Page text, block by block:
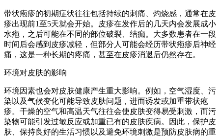
带状疱疹的初期症状往往包括持续的刺痛、灼烧感，通常在皮
疹出现前1至5天就会开始。皮疹在发作后的几天内会发展成小
水疱，之后可能在不同的部位破裂、结痂。大多数患者在一段
时间后会感到皮疹减轻，但部分人可能会经历带状疱疹后神经
痛，这是一种长期的疼痛，甚至在皮疹消退后仍然存在。
环境对皮肤的影响
环境因素也会对皮肤健康产生重大影响。例如，空气湿度、污
染以及气候变化可能导致皮肤问题，进而诱发或加重带状疱
疹。干燥的空气和高温天气往往会使皮肤变得易受刺激，而污
染物可能引发过敏反应或加重已有的皮肤疾病。因此，保护皮
肤、保持良好的生活习惯以及避免环境刺激是预防皮肤病的重